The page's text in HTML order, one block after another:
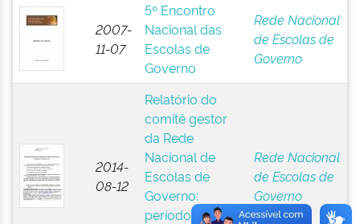
2007-
11-07
5º Encontro
Nacional das
Escolas de
Governo
Rede Nacional
de Escolas de
Governo
2014-
08-12
Relatório do
comitê gestor
da Rede
Nacional de
Escolas de
Governo:
período junho-
Rede Nacional
de Escolas de
Governo